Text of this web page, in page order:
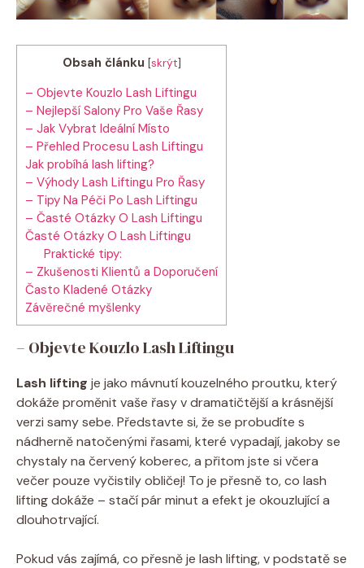
Obsah článku [skrýt]
– Objevte Kouzlo ‍Lash​ Liftingu
– Nejlepší⁢ Salony Pro Vaše Řasy
– Jak ⁤Vybrat Ideální Místo
– Přehled Procesu Lash​ Liftingu
Jak probíhá⁣ lash ⁢lifting?
– Výhody⁢ Lash Liftingu Pro Řasy
– ⁣Tipy Na Péči ​Po Lash Liftingu
– Časté⁣ Otázky O Lash Liftingu
Časté Otázky O Lash ​Liftingu
Praktické tipy:
– ⁤Zkušenosti‍ Klientů ⁤a‍ Doporučení
Často Kladené Otázky
Závěrečné ⁤myšlenky
– Objevte Kouzlo ‍Lash​ Liftingu
Lash lifting je jako mávnutí kouzelného proutku, který
dokáže ‌proměnit vaše řasy v dramatičtější ‌a krásnější
verzi samy ⁤sebe. Představte ⁣si, že se probudíte s
nádherně natočenými řasami, které vypadají, jakoby se
⁢chystaly na červený koberec, a přitom ​jste​ si‌ včera
večer pouze vyčistily obličej! To je přesně⁢ to, co ‍lash
⁣lifting dokáže –⁤ stačí ​pár ⁤minut a efekt je okouzlující⁣ a
dlouhotrvající.
Pokud ⁣vás zajímá,⁣ co přesně⁤ je⁢ lash lifting, v podstatě ⁢se